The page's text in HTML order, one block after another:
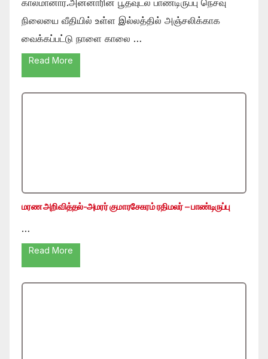
நிலையை வீதியில் உள்ள இல்லத்தில் அஞ்சலிக்காக
வைக்கப்பட்டு நாளை காலை …
Read More
மரண அறிவித்தல்-அமரர் குமாரசேகரம் ரதிமலர் – பாண்டிருப்பு
…
Read More